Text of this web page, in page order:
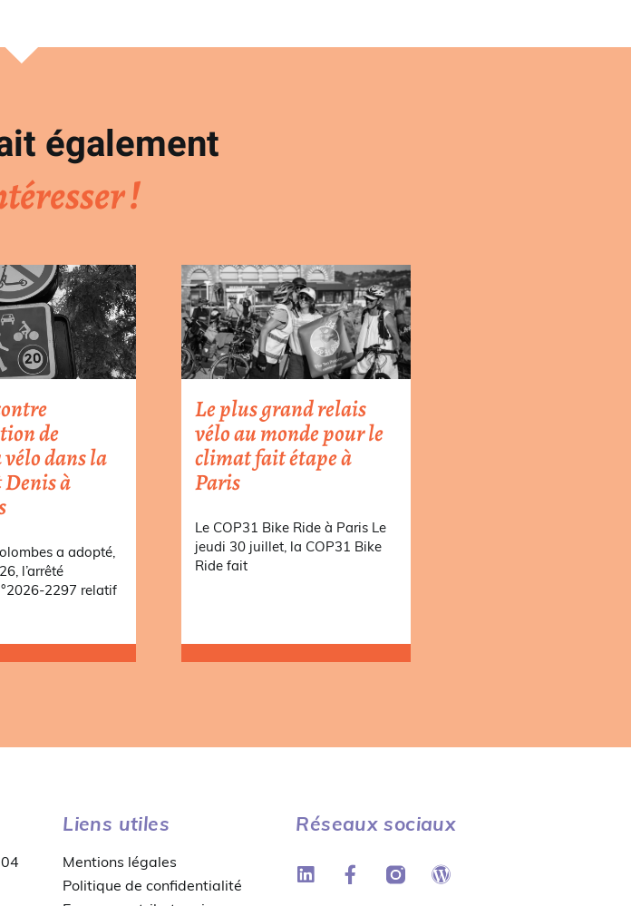
également
!
de
dans la
à
a adopté,
l’arrêté
2297 relatif
Le plus grand relais
vélo au monde pour le
climat fait étape à
Paris
Le COP31 Bike Ride à Paris Le
jeudi 30 juillet, la COP31 Bike
Ride fait
Liens utiles
Mentions légales
Politique de confidentialité
Réseaux sociaux